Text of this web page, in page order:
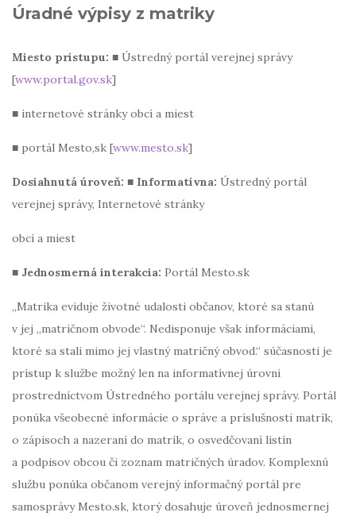
Úradné výpisy z matriky
Miesto prístupu: ■ Ústredný portál verejnej správy
[www.portal.gov.sk]
■ internetové stránky obcí a miest
■ portál Mesto,sk [www.mesto.sk]
Dosiahnutá úroveň: ■ Informatívna: Ústredný portál
verejnej správy, Internetové stránky
obcí a miest
■ Jednosmerná interakcia: Portál Mesto.sk
„Matrika eviduje životné udalosti občanov, ktoré sa stanú
v jej „matričnom obvode“. Nedisponuje však informáciami,
ktoré sa stali mimo jej vlastný matričný obvod.“ súčasnosti je
prístup k službe možný len na informatívnej úrovni
prostredníctvom Ústredného portálu verejnej správy. Portál
ponúka všeobecné informácie o správe a príslušnosti matrík,
o zápisoch a nazeraní do matrík, o osvedčovaní listín
a podpisov obcou či zoznam matričných úradov. Komplexnú
službu ponúka občanom verejný informačný portál pre
samosprávy Mesto.sk, ktorý dosahuje úroveň jednosmernej